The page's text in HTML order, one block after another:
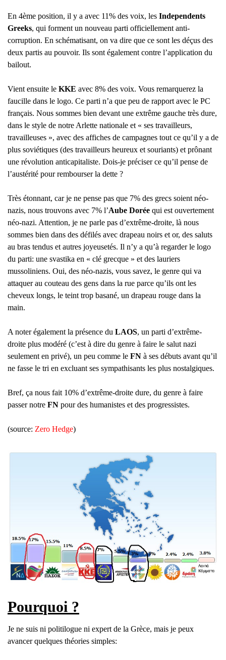
En 4ème position, il y a avec 11% des voix, les Independents
Greeks, qui forment un nouveau parti officiellement anti-
corruption. En schématisant, on va dire que ce sont les déçus des
deux partis au pouvoir. Ils sont également contre l’application du
bailout.
Vient ensuite le KKE avec 8% des voix. Vous remarquerez la
faucille dans le logo. Ce parti n’a que peu de rapport avec le PC
français. Nous sommes bien devant une extrême gauche très dure,
dans le style de notre Arlette nationale et « ses travailleurs,
travailleuses », avec des affiches de campagnes tout ce qu’il y a de
plus soviétiques (des travailleurs heureux et souriants) et prônant
une révolution anticapitaliste. Dois-je préciser ce qu’il pense de
l’austérité pour rembourser la dette ?
Très étonnant, car je ne pense pas que 7% des grecs soient néo-
nazis, nous trouvons avec 7% l’Aube Dorée qui est ouvertement
néo-nazi. Attention, je ne parle pas d’extrême-droite, là nous
sommes bien dans des défilés avec drapeau noirs et or, des saluts
au bras tendus et autres joyeusetés. Il n’y a qu’à regarder le logo
du parti: une svastika en « clé grecque » et des lauriers
mussoliniens. Oui, des néo-nazis, vous savez, le genre qui va
attaquer au couteau des gens dans la rue parce qu’ils ont les
cheveux longs, le teint trop basané, un drapeau rouge dans la
main.
A noter également la présence du LAOS, un parti d’extrême-
droite plus modéré (c’est à dire du genre à faire le salut nazi
seulement en privé), un peu comme le FN à ses débuts avant qu’il
ne fasse le tri en excluant ses sympathisants les plus nostalgiques.
Bref, ça nous fait 10% d’extrême-droite dure, du genre à faire
passer notre FN pour des humanistes et des progressistes.
(source: Zero Hedge)
Pourquoi ?
Je ne suis ni politilogue ni expert de la Grèce, mais je peux
avancer quelques théories simples: